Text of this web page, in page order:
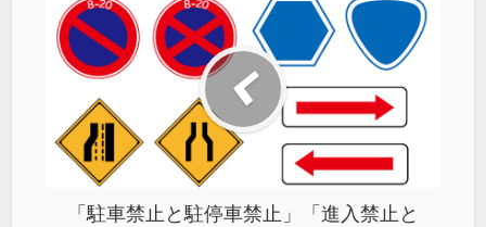
「駐車禁止と駐停車禁止」「進入禁止と